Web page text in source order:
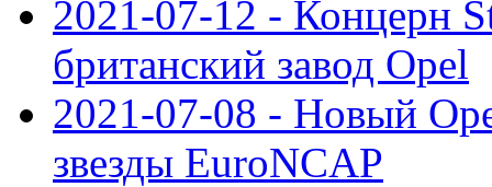
2021-07-12 - Концерн
британский завод Opel
2021-07-08 - Новый
звезды EuroNCAP